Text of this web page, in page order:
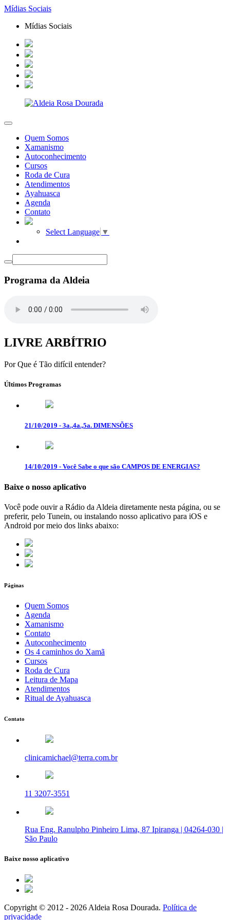
Mídias Sociais
Mídias Sociais
Quem Somos
Xamanismo
Autoconhecimento
Cursos
Roda de Cura
Atendimentos
Ayahuasca
Agenda
Contato
Select Language ▼
Programa da Aldeia
LIVRE ARBÍTRIO
Por Que é Tão difícil entender?
Últimos Programas
21/10/2019 - 3a.,4a.,5a. DIMENSÕES
14/10/2019 - Você Sabe o que são CAMPOS DE ENERGIAS?
Baixe o nosso aplicativo
Você pode ouvir a Rádio da Aldeia diretamente nesta página, ou se
preferir, pelo Tunein, ou instalando nosso aplicativo para iOS e
Android por meio dos links abaixo:
Páginas
Quem Somos
Agenda
Xamanismo
Contato
Autoconhecimento
Os 4 caminhos do Xamã
Cursos
Roda de Cura
Leitura de Mapa
Atendimentos
Ritual de Ayahuasca
Contato
clinicamichael@terra.com.br
11 3207-3551
Rua Eng. Ranulpho Pinheiro Lima, 87 Ipiranga | 04264-030 |
São Paulo
Baixe nosso aplicativo
Copyright © 2012 - 2026 Aldeia Rosa Dourada. Política de
privacidade